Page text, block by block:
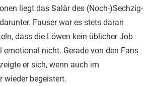
liegt das Salär des (Noch-)Sechzig-
Fauser war es stets daran
dass die Löwen kein üblicher Job
nicht. Gerade von den Fans
er sich, wenn auch im
wieder begeistert.